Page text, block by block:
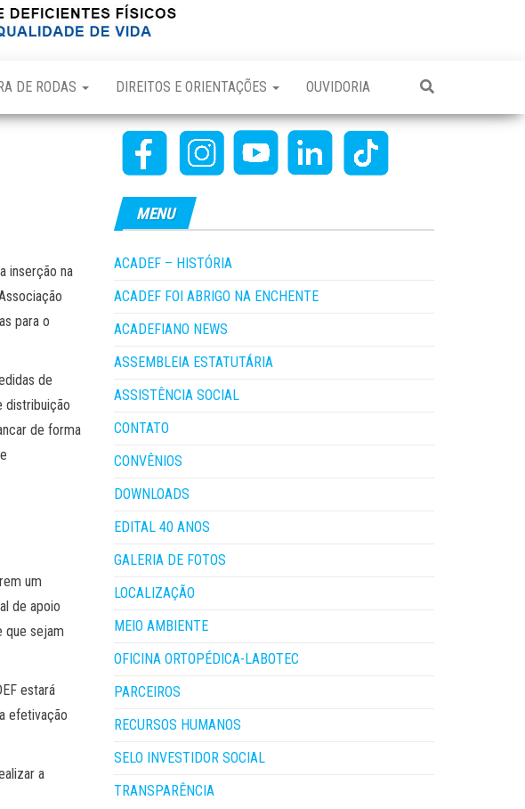
DE RODAS DIREITOS E ORIENTAÇÕES OUVIDORIA
inserção na
para o
de
distribuição
de forma
um
de apoio
que sejam
estará
efetivação
a
MENU
ACADEF – HISTÓRIA
ACADEF FOI ABRIGO NA ENCHENTE
ACADEFIANO NEWS
ASSEMBLEIA ESTATUTÁRIA
ASSISTÊNCIA SOCIAL
CONTATO
CONVÊNIOS
DOWNLOADS
EDITAL 40 ANOS
GALERIA DE FOTOS
LOCALIZAÇÃO
MEIO AMBIENTE
OFICINA ORTOPÉDICA-LABOTEC
PARCEIROS
RECURSOS HUMANOS
SELO INVESTIDOR SOCIAL
TRANSPARÊNCIA